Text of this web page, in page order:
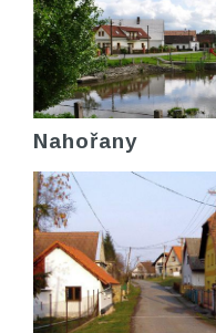
Nahořany